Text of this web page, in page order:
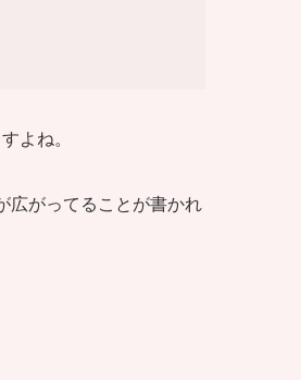
よね。
広がってることが書かれ